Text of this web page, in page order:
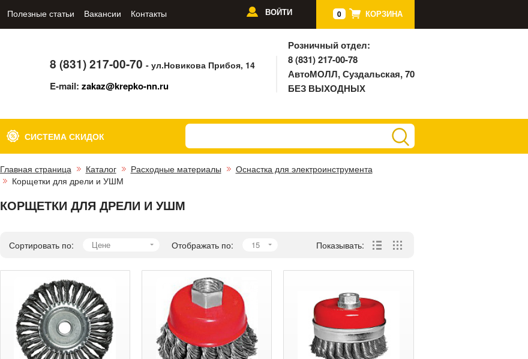
Полезные статьи Вакансии Контакты 0 КОРЗИНА
ВОЙТИ
8 (831) 217-00-70- ул.Новикова Прибоя, 14
E-mail:zakaz@krepko-nn.ru
Розничный отдел:
8 (831) 217-00-78
АвтоМОЛЛ, Суздальская, 70
БЕЗ ВЫХОДНЫХ
СИСТЕМА СКИДОК
Главная страница Каталог Расходные материалы
Оснастка для электроинструмента
Корщетки для дрели и УШМ
КОРЩЕТКИ ДЛЯ ДРЕЛИ И УШМ
Сортировать по: Цене Отображать по: 15 Показывать: